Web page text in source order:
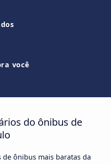
você
do ônibus de
ônibus mais baratas da